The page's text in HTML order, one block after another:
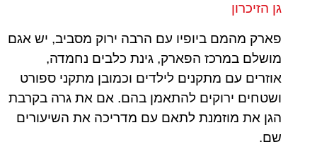
גן הזיכרון
פארק מהמם ביופיו עם הרבה ירוק מסביב, יש אגם
מושלם במרכז הפארק, גינת כלבים נחמדה,
אוזרים עם מתקנים לילדים וכמובן מתקני ספורט
ושטחים ירוקים להתאמן בהם. אם את גרה בקרבת
הגן את מוזמנת לתאם עם מדריכה את השיעורים
שם.